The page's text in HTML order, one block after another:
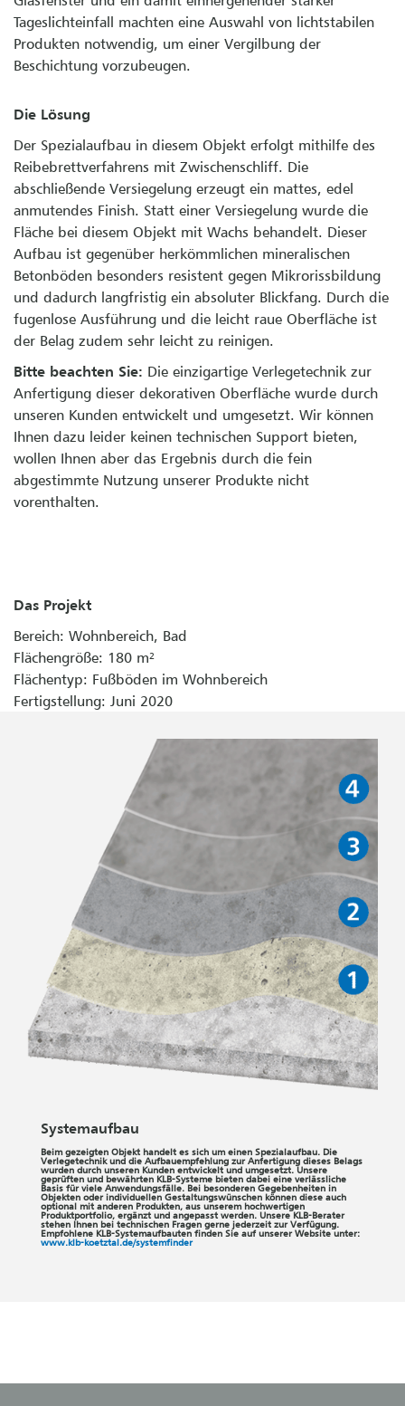
Tageslichteinfall machten eine Auswahl von lichtstabilen
Produkten notwendig, um einer Vergilbung der
Beschichtung vorzubeugen.
Die Lösung
Der Spezialaufbau in diesem Objekt erfolgt mithilfe des
Reibebrettverfahrens mit Zwischenschliff. Die
abschließende Versiegelung erzeugt ein mattes, edel
anmutendes Finish. Statt einer Versiegelung wurde die
Fläche bei diesem Objekt mit Wachs behandelt. Dieser
Aufbau ist gegenüber herkömmlichen mineralischen
Betonböden besonders resistent gegen Mikrorissbildung
und dadurch langfristig ein absoluter Blickfang. Durch die
fugenlose Ausführung und die leicht raue Oberfläche ist
der Belag zudem sehr leicht zu reinigen.
Bitte beachten Sie: Die einzigartige Verlegetechnik zur
Anfertigung dieser dekorativen Oberfläche wurde durch
unseren Kunden entwickelt und umgesetzt. Wir können
Ihnen dazu leider keinen technischen Support bieten,
wollen Ihnen aber das Ergebnis durch die fein
abgestimmte Nutzung unserer Produkte nicht
vorenthalten.
Das Projekt
Bereich: Wohnbereich, Bad
Flächengröße: 180 m²
Flächentyp: Fußböden im Wohnbereich
Fertigstellung: Juni 2020
Systemaufbau
Beim gezeigten Objekt handelt es sich um einen Spezialaufbau. Die
Verlegetechnik und die Aufbauempfehlung zur Anfertigung dieses Belags
wurden durch unseren Kunden entwickelt und umgesetzt. Unsere
geprüften und bewährten KLB-Systeme bieten dabei eine verlässliche
Basis für viele Anwendungsfälle. Bei besonderen Gegebenheiten in
Objekten oder individuellen Gestaltungswünschen können diese auch
optional mit anderen Produkten, aus unserem hochwertigen
Produktportfolio, ergänzt und angepasst werden. Unsere KLB-Berater
stehen Ihnen bei technischen Fragen gerne jederzeit zur Verfügung.
Empfohlene KLB-Systemaufbauten finden Sie auf unserer Website unter:
www.klb-koetztal.de/systemfinder